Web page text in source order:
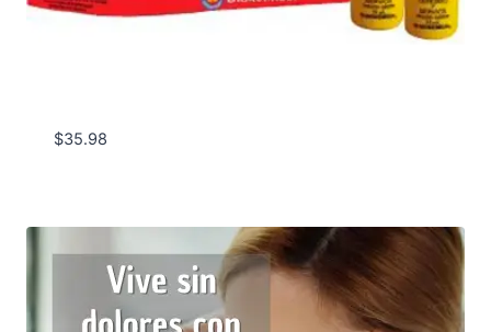
$35.98